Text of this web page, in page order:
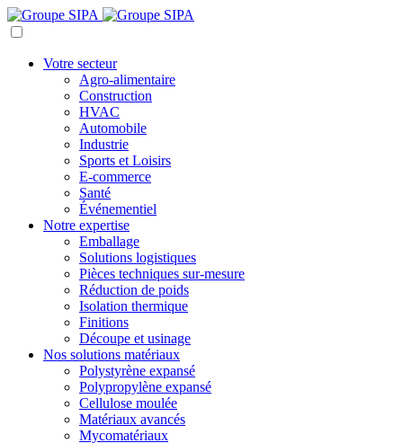
Votre secteur
Agro-alimentaire
Construction
HVAC
Automobile
Industrie
Sports et Loisirs
E-commerce
Santé
Événementiel
Notre expertise
Emballage
Solutions logistiques
Pièces techniques sur-mesure
Réduction de poids
Isolation thermique
Finitions
Découpe et usinage
Nos solutions matériaux
Polystyrène expansé
Polypropylène expansé
Cellulose moulée
Matériaux avancés
Mycomatériaux